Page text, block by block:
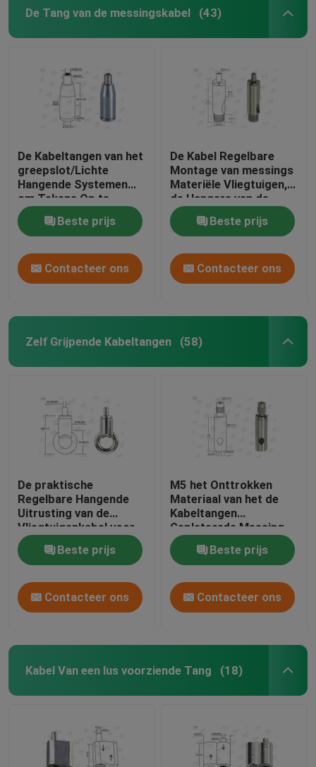
De Tang van de messingskabel (43)
De Kabeltangen van het
greepslot/Lichte
Hangende Systemen
om Tekens Op te
schorten
Beste prijs
Contacteer ons
De Kabel Regelbare
Montage van messings
Materiële Vliegtuigen,
de Hangers van de
Plafondkabel
Beste prijs
Contacteer ons
Zelf Grijpende Kabeltangen (58)
De praktische
Regelbare Hangende
Uitrusting van de
Vliegtuigenkabel voor
Architecturale
VerlichtingBeste prijs
Contacteer ons
M5 het Onttrokken
Materiaal van het de
Kabeltangen
Geplateerde Messing
van het Greepslot met
Veiligheid GLB
Beste prijs
Contacteer ons
Kabel Van een lus voorziende Tang (18)